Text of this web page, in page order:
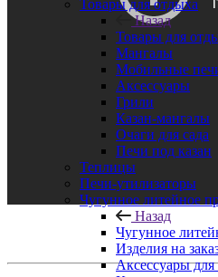
Товары для отдыха
Назад
Товары для
Мангалы
Мобильные
Аксессуары
Грили
Казан-мангалы
Очаги для сада
Печи под казан
Теплицы
Печи-утилизаторы
Чугунное литейное
Назад
Чугунное
Изделия на
Аксессуары